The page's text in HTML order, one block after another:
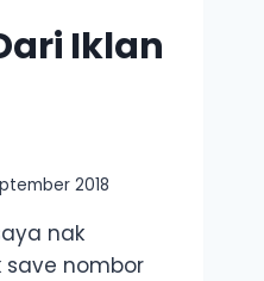
Iklan
2018
nak
save nombor